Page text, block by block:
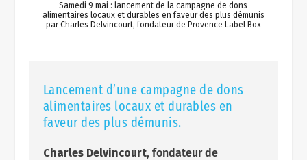
Samedi 9 mai : lancement de la campagne de dons
alimentaires locaux et durables en faveur des plus démunis
par Charles Delvincourt, fondateur de Provence Label Box
Lancement d’une campagne de dons
alimentaires locaux et durables en
faveur des plus démunis.
Charles Delvincourt, fondateur de